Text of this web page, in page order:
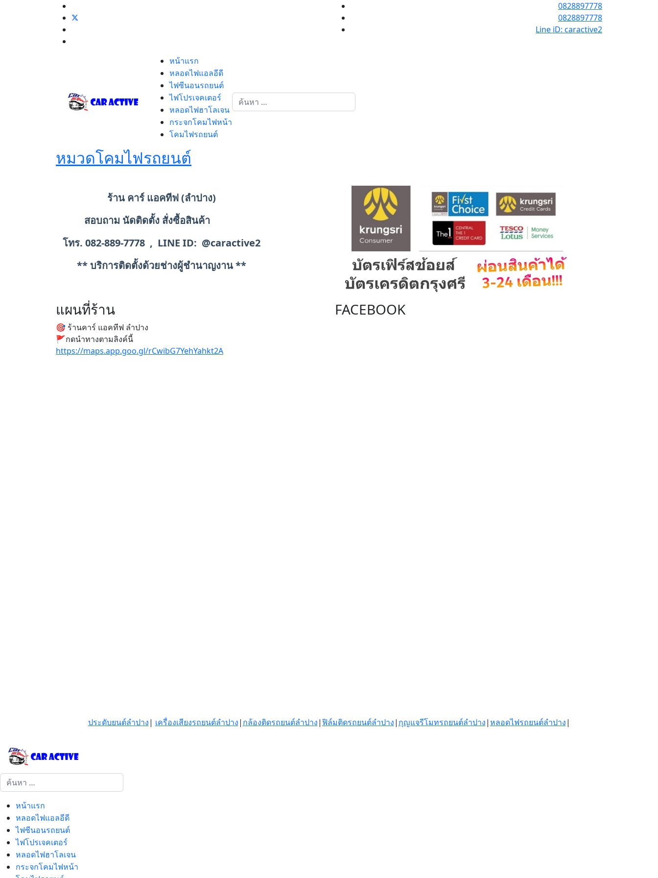
0828897778
0828897778
Line iD: caractive2
หน้าแรก
หลอดไฟแอลอีดี
ไฟซีนอนรถยนต์
ไฟโปรเจคเตอร์
หลอดไฟฮาโลเจน
กระจกโคมไฟหน้า
โคมไฟรถยนต์
การค้นหา
หมวดโคมไฟรถยนต์
ร้าน คาร์ แอคทีฟ (ลำปาง)
สอบถาม นัดติดตั้ง สั่งซื้อสินค้า
โทร. 082-889-7778 , LINE ID: @caractive2
** บริการติดตั้งด้วยช่างผู้ชำนาญงาน **
แผนที่ร้าน
🎯 ร้านคาร์ แอคทีฟ ลำปาง
🚩กดนำทางตามลิงค์นี้
https://maps.app.goo.gl/rCwibG7YehYahkt2A
FACEBOOK
ประดับยนต์ลำปาง| เครื่องเสียงรถยนต์ลำปาง| กล้องติดรถยนต์ลำปาง|ฟิล์มติดรถยนต์ลำปาง| กุญแจรีโมทรถยนต์ลำปาง|หลอดไฟรถยนต์ลำปาง|
การค้นหา
หน้าแรก
หลอดไฟแอลอีดี
ไฟซีนอนรถยนต์
ไฟโปรเจคเตอร์
หลอดไฟฮาโลเจน
กระจกโคมไฟหน้า